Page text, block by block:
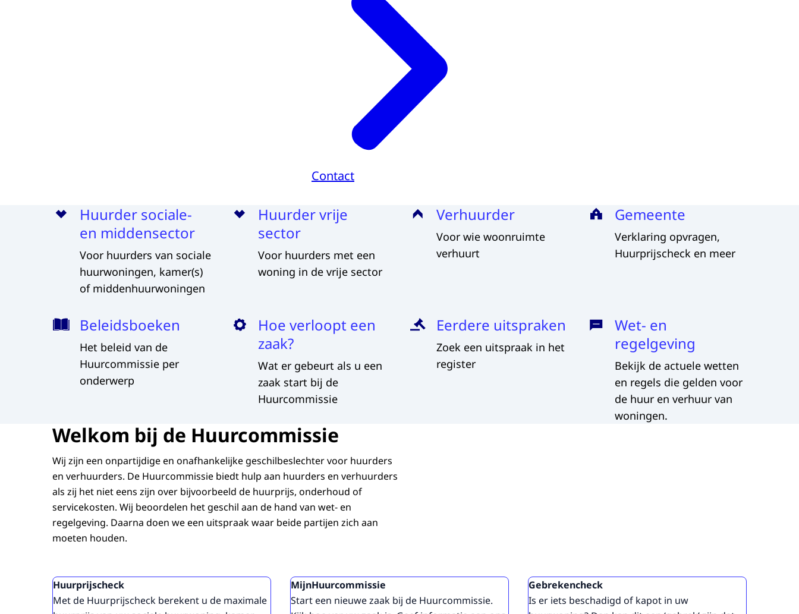
Contact
Huurder sociale-
en middensector
Voor huurders van sociale
huurwoningen, kamer(s)
of middenhuurwoningen
Huurder vrije
sector
Voor huurders met een
woning in de vrije sector
Verhuurder
Voor wie woonruimte
verhuurt
Gemeente
Verklaring opvragen,
Huurprijscheck en meer
Beleidsboeken
Het beleid van de
Huurcommissie per
onderwerp
Hoe verloopt een
zaak?
Wat er gebeurt als u een
zaak start bij de
Huurcommissie
Eerdere uitspraken
Zoek een uitspraak in het
register
Wet- en
regelgeving
Bekijk de actuele wetten
en regels die gelden voor
de huur en verhuur van
woningen.
Welkom bij de Huurcommissie
Wij zijn een onpartijdige en onafhankelijke geschilbeslechter voor huurders
en verhuurders. De Huurcommissie biedt hulp aan huurders en verhuurders
als zij het niet eens zijn over bijvoorbeeld de huurprijs, onderhoud of
servicekosten. Wij beoordelen het geschil aan de hand van wet- en
regelgeving. Daarna doen we een uitspraak waar beide partijen zich aan
moeten houden.
Uitgelicht
Huurprijscheck
Met de Huurprijscheck berekent u de maximale
MijnHuurcommissie
Start een nieuwe zaak bij de Huurcommissie.
Gebrekencheck
Is er iets beschadigd of kapot in uw